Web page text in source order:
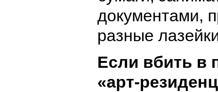
документами,
разные
Если вбить в
«арт-